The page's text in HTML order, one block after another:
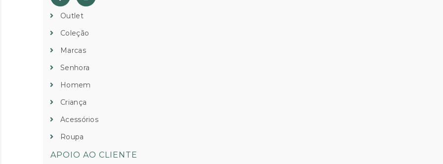
Outlet
Coleção
Marcas
Senhora
Homem
Criança
Acessórios
Roupa
APOIO AO CLIENTE